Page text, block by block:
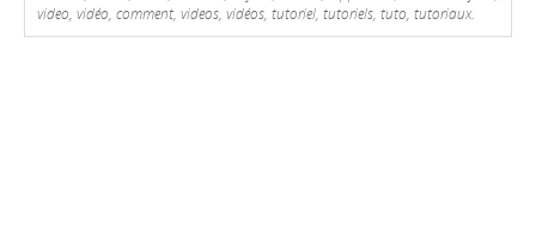
video, vidéo, comment, videos, vidéos, tutoriel, tutoriels, tuto, tutoriaux.